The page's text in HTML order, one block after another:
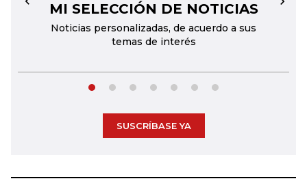
MI SELECCIÓN DE NOTICIAS
Noticias personalizadas, de acuerdo a sus
temas de interés
← →
SUSCRÍBASE YA